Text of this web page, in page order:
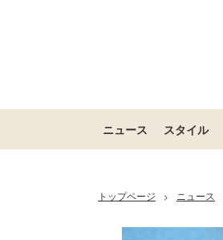
ニュース スタイル
トップページ > ニュース